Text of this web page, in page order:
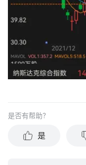
是否有帮助？
是